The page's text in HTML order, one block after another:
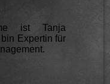
ist Tanja
Expertin für